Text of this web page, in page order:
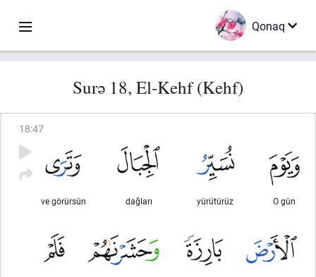
Qonaq
Surə 18, El-Kehf (Kehf)
18:47
O gün
yürütürüz
dağları
ve görürsün